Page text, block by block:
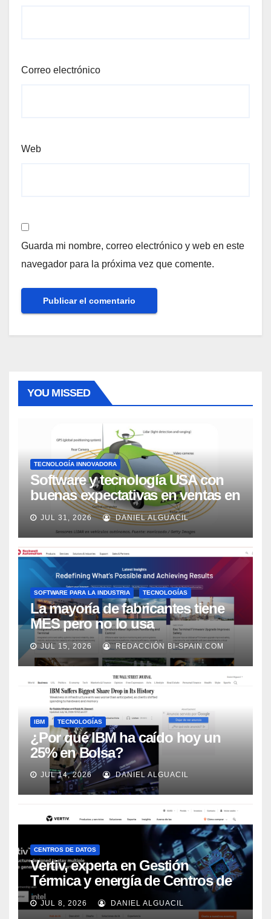
Correo electrónico
Web
Guarda mi nombre, correo electrónico y web en este
navegador para la próxima vez que comente.
YOU MISSED
TECNOLOGÍA INNOVADORA
Software y tecnología USA con
buenas expectativas en ventas en
los próximos 2 años, según
Market Watch
JUL 31, 2026 DANIEL ALGUACIL
SOFTWARE PARA LA INDUSTRIA TECNOLOGÍAS
La mayoría de fabricantes tiene
MES pero no lo usa
adecuadamente, según Rockwell
Automation
JUL 15, 2026 REDACCIÓN BI-SPAIN.COM
IBM TECNOLOGÍAS
¿Por qué IBM ha caído hoy un
25% en Bolsa?
JUL 14, 2026 DANIEL ALGUACIL
CENTROS DE DATOS
Vertiv, experta en Gestión
Térmica y energía de Centros de
Datos, sigue su crecimiento
imparable
JUL 8, 2026 DANIEL ALGUACIL